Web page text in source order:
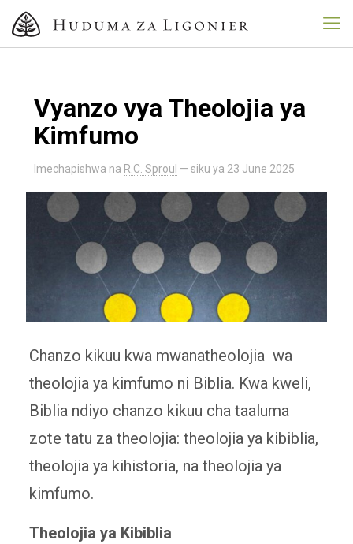
Vyanzo vya Theolojia ya
Kimfumo
Imechapishwa na R.C. Sproul — siku ya 23 June 2025
Chanzo kikuu kwa mwanatheolojia wa
theolojia ya kimfumo ni Biblia. Kwa kweli,
Biblia ndiyo chanzo kikuu cha taaluma
zote tatu za theolojia: theolojia ya kibiblia,
theolojia ya kihistoria, na theolojia ya
kimfumo.
Theolojia ya Kibiblia